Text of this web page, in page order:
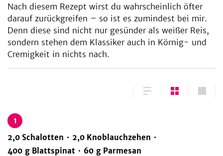
Nach diesem Rezept wirst du wahrscheinlich öfter
darauf zurückgreifen – so ist es zumindest bei mir.
Denn diese sind nicht nur gesünder als weißer Reis,
sondern stehen dem Klassiker auch in Körnig- und
Cremigkeit in nichts nach.
1
2,0 Schalotten 2,0 Knoblauchzehen
400 g Blattspinat 60 g Parmesan